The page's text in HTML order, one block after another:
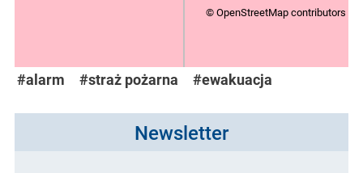
©OpenStreetMapcontributors
#alarm #straż pożarna #ewakuacja
Newsletter